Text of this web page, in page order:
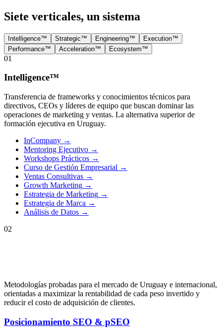
Siete verticales, un sistema
Intelligence™ Strategic™ Engineering™
Execution™
Performance™
Acceleration™ Ecosystem™
01
Intelligence™
Transferencia de frameworks y conocimientos técnicos para
directivos, CEOs y líderes de equipo que buscan dominar las
operaciones de marketing y ventas. La alternativa superior de
formación ejecutiva en Uruguay.
InCompany →
Mentoring Ejecutivo →
Workshops Prácticos →
Curso de Gestión Empresarial →
Ventas Consultivas →
Growth Marketing →
Estrategia de Marketing →
Estrategia de Marca →
Análisis de Datos →
02
Metodologías probadas para el mercado de Uruguay e internacional,
orientadas a maximizar la rentabilidad de cada peso invertido y
reducir el costo de adquisición de clientes.
Posicionamiento SEO & pSEO